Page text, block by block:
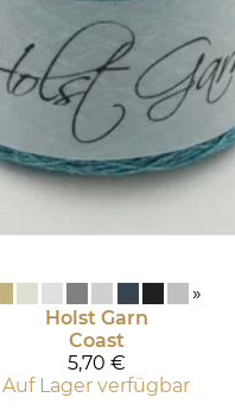
»
Holst Garn
Coast
5,70 €
Auf Lager verfügbar